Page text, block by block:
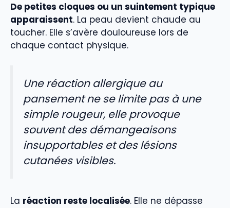
De petites cloques ou un suintement typique
apparaissent. La peau devient chaude au
toucher. Elle s’avère douloureuse lors de
chaque contact physique.
Une réaction allergique au
pansement ne se limite pas à une
simple rougeur, elle provoque
souvent des démangeaisons
insupportables et des lésions
cutanées visibles.
La réaction reste localisée. Elle ne dépasse